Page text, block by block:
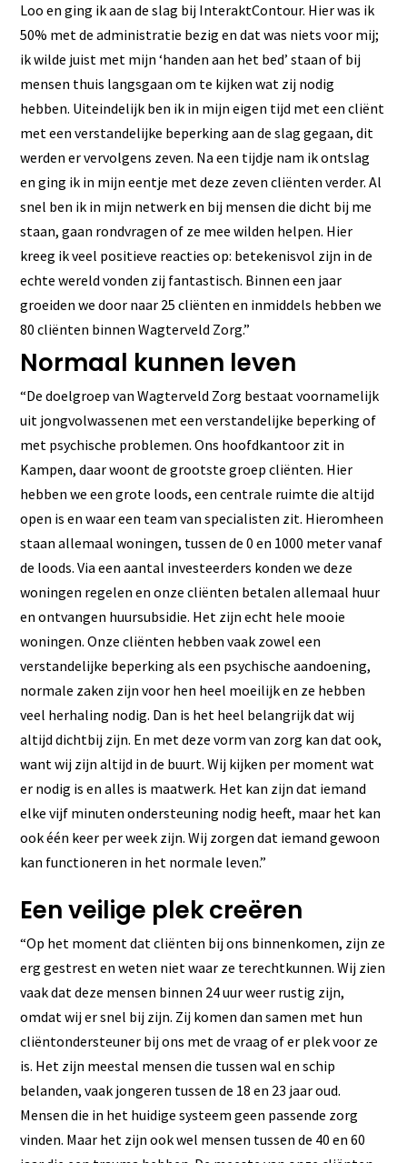
Loo en ging ik aan de slag bij InteraktContour. Hier was ik
50% met de administratie bezig en dat was niets voor mij;
ik wilde juist met mijn ‘handen aan het bed’ staan of bij
mensen thuis langsgaan om te kijken wat zij nodig
hebben. Uiteindelijk ben ik in mijn eigen tijd met een cliënt
met een verstandelijke beperking aan de slag gegaan, dit
werden er vervolgens zeven. Na een tijdje nam ik ontslag
en ging ik in mijn eentje met deze zeven cliënten verder. Al
snel ben ik in mijn netwerk en bij mensen die dicht bij me
staan, gaan rondvragen of ze mee wilden helpen. Hier
kreeg ik veel positieve reacties op: betekenisvol zijn in de
echte wereld vonden zij fantastisch. Binnen een jaar
groeiden we door naar 25 cliënten en inmiddels hebben we
80 cliënten binnen Wagterveld Zorg.”
Normaal kunnen leven
“De doelgroep van Wagterveld Zorg bestaat voornamelijk
uit jongvolwassenen met een verstandelijke beperking of
met psychische problemen. Ons hoofdkantoor zit in
Kampen, daar woont de grootste groep cliënten. Hier
hebben we een grote loods, een centrale ruimte die altijd
open is en waar een team van specialisten zit. Hieromheen
staan allemaal woningen, tussen de 0 en 1000 meter vanaf
de loods. Via een aantal investeerders konden we deze
woningen regelen en onze cliënten betalen allemaal huur
en ontvangen huursubsidie. Het zijn echt hele mooie
woningen. Onze cliënten hebben vaak zowel een
verstandelijke beperking als een psychische aandoening,
normale zaken zijn voor hen heel moeilijk en ze hebben
veel herhaling nodig. Dan is het heel belangrijk dat wij
altijd dichtbij zijn. En met deze vorm van zorg kan dat ook,
want wij zijn altijd in de buurt. Wij kijken per moment wat
er nodig is en alles is maatwerk. Het kan zijn dat iemand
elke vijf minuten ondersteuning nodig heeft, maar het kan
ook één keer per week zijn. Wij zorgen dat iemand gewoon
kan functioneren in het normale leven.”
Een veilige plek creëren
“Op het moment dat cliënten bij ons binnenkomen, zijn ze
erg gestrest en weten niet waar ze terechtkunnen. Wij zien
vaak dat deze mensen binnen 24 uur weer rustig zijn,
omdat wij er snel bij zijn. Zij komen dan samen met hun
cliëntondersteuner bij ons met de vraag of er plek voor ze
is. Het zijn meestal mensen die tussen wal en schip
belanden, vaak jongeren tussen de 18 en 23 jaar oud.
Mensen die in het huidige systeem geen passende zorg
vinden. Maar het zijn ook wel mensen tussen de 40 en 60